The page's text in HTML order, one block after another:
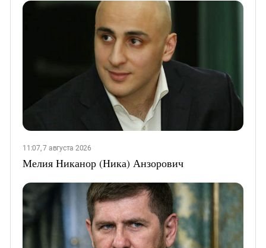
11:07, 7 августа 2026
Мелия Никанор (Ника) Анзорович